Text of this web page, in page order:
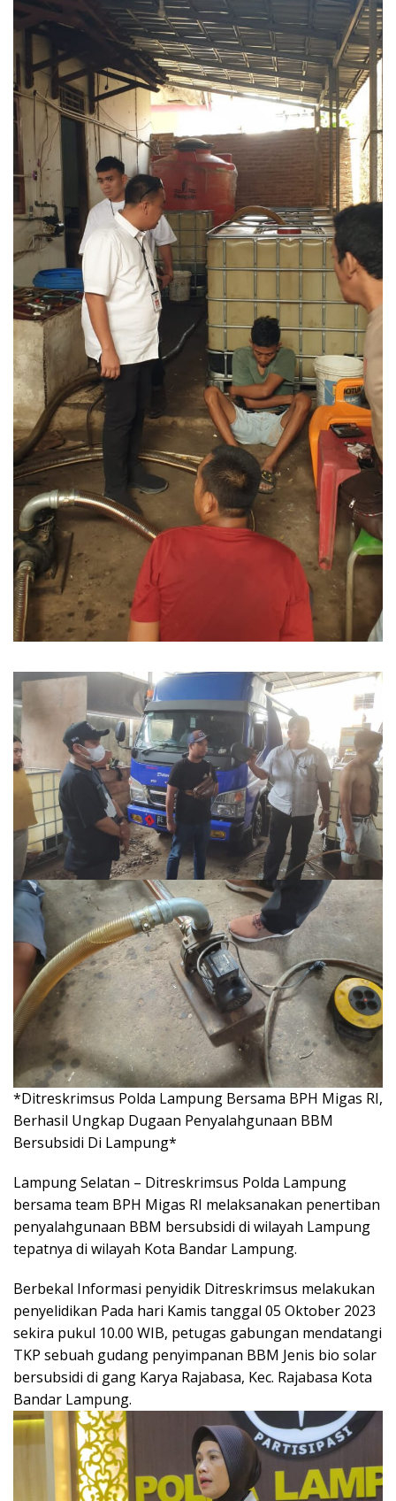
*Ditreskrimsus Polda Lampung Bersama BPH Migas RI,
Berhasil Ungkap Dugaan Penyalahgunaan BBM
Bersubsidi Di Lampung*
Lampung Selatan – Ditreskrimsus Polda Lampung
bersama team BPH Migas RI melaksanakan penertiban
penyalahgunaan BBM bersubsidi di wilayah Lampung
tepatnya di wilayah Kota Bandar Lampung.
Berbekal Informasi penyidik Ditreskrimsus melakukan
penyelidikan Pada hari Kamis tanggal 05 Oktober 2023
sekira pukul 10.00 WIB, petugas gabungan mendatangi
TKP sebuah gudang penyimpanan BBM Jenis bio solar
bersubsidi di gang Karya Rajabasa, Kec. Rajabasa Kota
Bandar Lampung.